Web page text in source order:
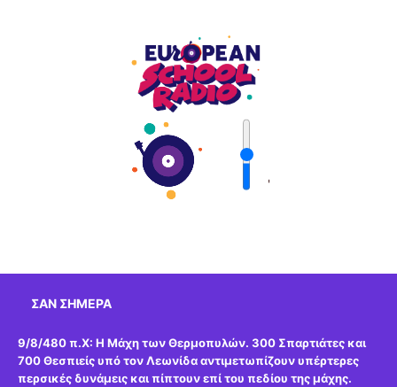
'
ΣΑΝ ΣΉΜΕΡΑ
9/8/480 π.Χ: Η Μάχη των Θερμοπυλών. 300 Σπαρτιάτες και
700 Θεσπιείς υπό τον Λεωνίδα αντιμετωπίζουν υπέρτερες
περσικές δυνάμεις και πίπτουν επί του πεδίου της μάχης.